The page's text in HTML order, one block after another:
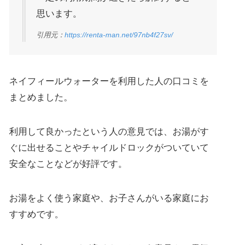
思います。
引用元： https://renta-man.net/97nb4f27sv/
ネイフィールウォーターを利用した人の口コミを
まとめました。
利用して良かったという人の意見では、お湯がす
ぐに出せることやチャイルドロックがついていて
安全なことなどが好評です。
お湯をよく使う家庭や、お子さんがいる家庭にお
すすめです。